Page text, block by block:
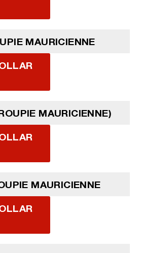
MAURICIENNE
MAURICIENNE)
MAURICIENNE